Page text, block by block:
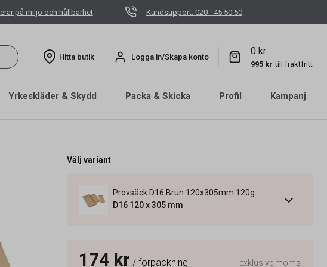
på miljö och hållbarhet Kundsupport: 020 - 45 50 50
Hitta butik Logga in/Skapa konto
0 kr
995 kr till fraktfritt
Yrkeskläder & Skydd Packa & Skicka Profil
Kampanj
Välj variant
Provsäck D16 Brun 120x305mm 120g
D16 120 x 305 mm
174 kr / förpackning exklusive moms